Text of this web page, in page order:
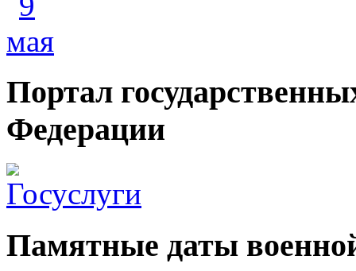
Портал
Федерации
Памятные даты